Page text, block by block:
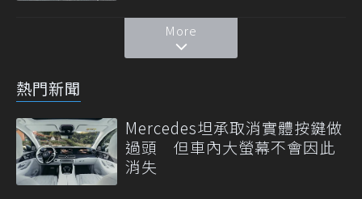
More
熱門新聞
Mercedes坦承取消實體按鍵做
過頭 但車內大螢幕不會因此
消失